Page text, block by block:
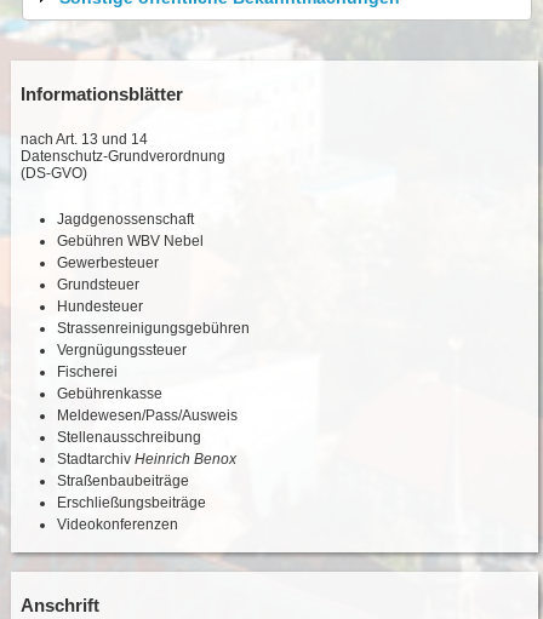
Informationsblätter
nach Art. 13 und 14
Datenschutz-Grundverordnung
(DS-GVO)
Jagdgenossenschaft
Gebühren WBV Nebel
Gewerbesteuer
Grundsteuer
Hundesteuer
Strassenreinigungsgebühren
Vergnügungssteuer
Fischerei
Gebührenkasse
Meldewesen/Pass/Ausweis
Stellenausschreibung
StadtarchivHeinrich Benox
Straßenbaubeiträge
Erschließungsbeiträge
Videokonferenzen
Anschrift